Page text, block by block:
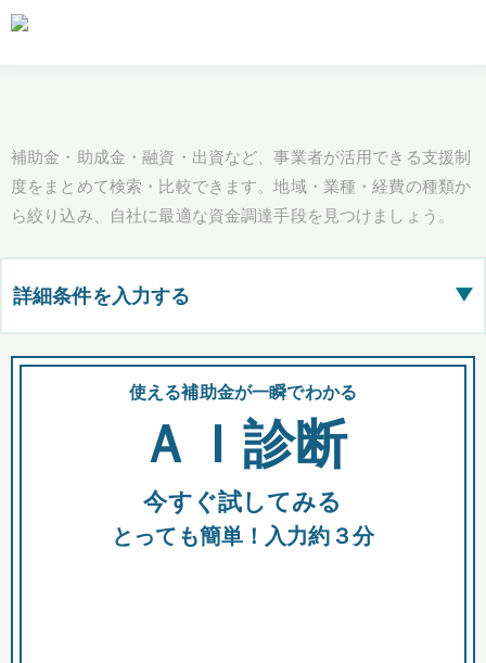
補助金・助成金・融資・出資など、事業者が活用できる支援制
度をまとめて検索・比較できます。地域・業種・経費の種類か
ら絞り込み、自社に最適な資金調達手段を見つけましょう。
詳細条件を入力する ▶
都道府県
全国の検索結果を含めて表示
助成金 融資 出資
使える補助金が一瞬でわかる
ＡＩ診断
今すぐ試してみる
とっても簡単！入力約３分